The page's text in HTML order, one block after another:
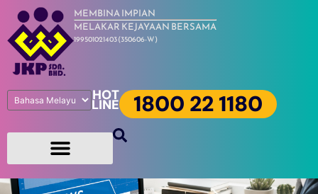
MEMBINA IMPIAN
MELAKAR KEJAYAAN BERSAMA
199501021403 (350606-W)
HOT
LINE 1800 22 1180